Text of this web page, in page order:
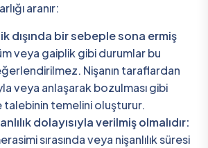
aranır:
dışında bir sebeple sona ermiş
veya gaiplik gibi durumlar bu
Nişanın taraflardan
veya anlaşarak bozulması gibi
talebinin temelini oluşturur.
dolayısıyla verilmiş olmalıdır:
sırasında veya nişanlılık süresi